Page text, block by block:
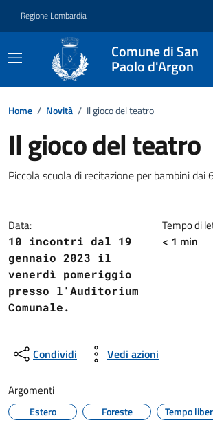
Regione Lombardia
Comune di San
Paolo d'Argon
Home / Novità / Il gioco del teatro
Il gioco del teatro
Dettagli della notizia
Piccola scuola di recitazione per bambini dai
Data:
10 incontri dal 19
gennaio 2023 il
venerdì pomeriggio
presso l'Auditorium
Comunale.
Tempo di
< 1 min
Condividi Vedi azioni
Argomenti
Estero Foreste Tempo